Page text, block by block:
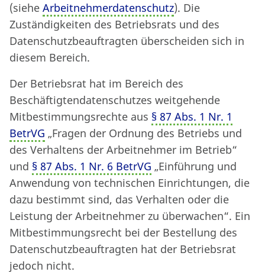
(siehe Arbeitnehmerdatenschutz). Die
Zuständigkeiten des Betriebsrats und des
Datenschutzbeauftragten überscheiden sich in
diesem Bereich.
Der Betriebsrat hat im Bereich des
Beschäftigtendatenschutzes weitgehende
Mitbestimmungsrechte aus § 87 Abs. 1 Nr. 1
BetrVG „Fragen der Ordnung des Betriebs und
des Verhaltens der Arbeitnehmer im Betrieb“
und § 87 Abs. 1 Nr. 6 BetrVG „Einführung und
Anwendung von technischen Einrichtungen, die
dazu bestimmt sind, das Verhalten oder die
Leistung der Arbeitnehmer zu überwachen“. Ein
Mitbestimmungsrecht bei der Bestellung des
Datenschutzbeauftragten hat der Betriebsrat
jedoch nicht.